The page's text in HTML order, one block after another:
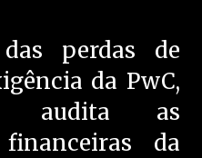
perdas de
da PwC,
audita as
financeiras da